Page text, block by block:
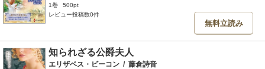
1巻
500pt
レビュー投稿数0件
無料立読み
知られざる公爵夫人
エリザベス・ビーコン / 藤倉詩音